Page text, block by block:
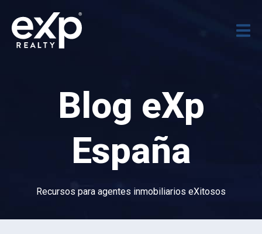
Blog eXp
España
Recursos para agentes inmobiliarios eXitosos